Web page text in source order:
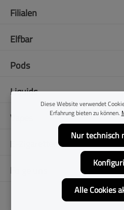
Filialen
Elfbar
Pods
Liquids
Vapes
E-Zigaretten
Folge uns
Diese Website verwendet
Erfahrung bieten zu können.
Nur technisch
Alle Cookies